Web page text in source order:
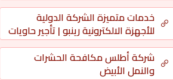
خدمات متميزة الشركة الدولية
للأجهزة الالكترونية رينبو | تأجير حاويات
| رقم فنى دش الرياض | شركة نظافة |
نقل عفش – بروتكتور
شركة أطلس مكافحة الحشرات
والنمل الأبيض